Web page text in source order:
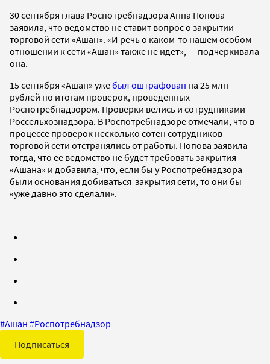
30 сентября глава Роспотребнадзора Анна Попова
заявила, что ведомство не ставит вопрос о закрытии
торговой сети «Ашан». «И речь о каком-то нашем особом
отношении к сети «Ашан» также не идет», — подчеркивала
она.
15 сентября «Ашан» ужебыл оштрафован на 25 млн
рублей по итогам проверок, проведенных
Роспотребнадзором. Проверки велись и сотрудниками
Россельхознадзора. В Роспотребнадзоре отмечали, что в
процессе проверок несколько сотен сотрудников
торговой сети отстранялись от работы. Попова заявила
тогда, что ее ведомство не будет требовать закрытия
«Ашана» и добавила, что, если бы у Роспотребнадзора
были основания добиваться закрытия сети, то они бы
«уже давно это сделали».
#Ашан #Роспотребнадзор
Подписаться